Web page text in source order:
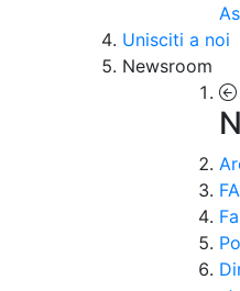
Unisciti a noi
Newsroom